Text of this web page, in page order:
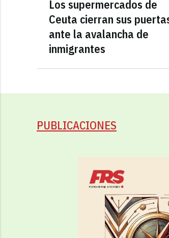
Los supermercados de
Ceuta cierran sus
ante la avalancha de
inmigrantes
PUBLICACIONES